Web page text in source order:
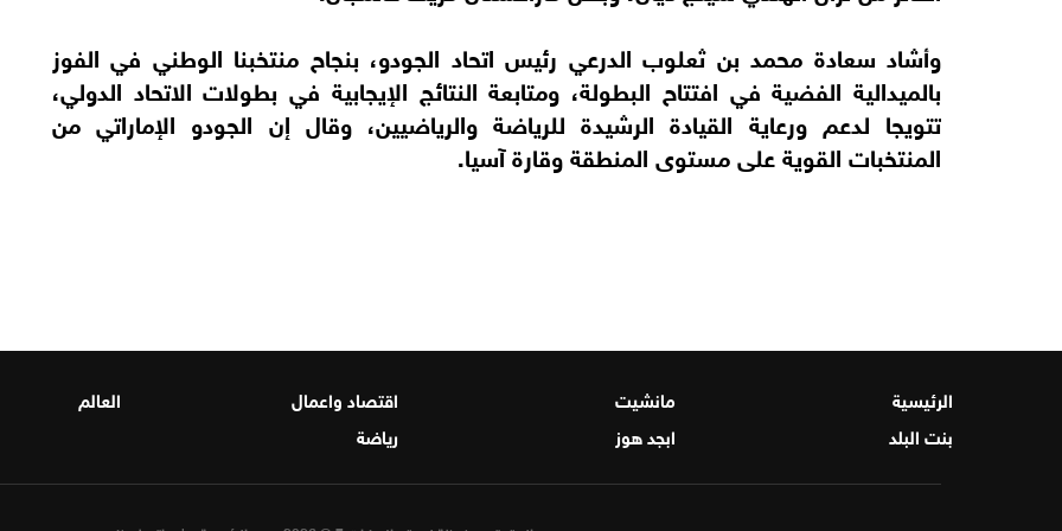
وأشاد سعادة محمد بن ثعلوب الدرعي رئيس اتحاد الجودو، بنجاح منتخبنا الوطني في الفوز
بالميدالية الفضية في افتتاح البطولة، ومتابعة النتائج الإيجابية في بطولات الاتحاد الدولي،
تتويجا لدعم ورعاية القيادة الرشيدة للرياضة والرياضيين، وقال إن الجودو الإماراتي من
المنتخبات القوية على مستوى المنطقة وقارة آسيا.
الرئيسية مانشيت اقتصاد واعمال العالم
بنت البلد
ابجد هوز رياضة